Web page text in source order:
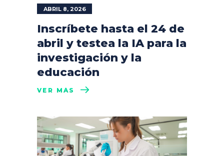
ABRIL 8, 2026
Inscríbete hasta el 24 de
abril y testea la IA para la
investigación y la
educación
VER MÁS